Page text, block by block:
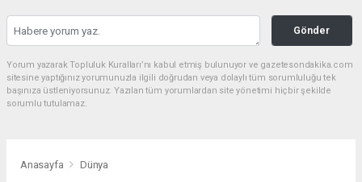
Gönder
Yorum yazarak Topluluk Kuralları’nı kabul etmiş bulunuyor ve gazetesondakika.com
sitesine yaptığınız yorumunuzla ilgili doğrudan veya dolaylı tüm sorumluluğu tek
başınıza üstleniyorsunuz. Yazılan tüm yorumlardan site yönetimi hiçbir şekilde
sorumlu tutulamaz.
Anasayfa Dünya